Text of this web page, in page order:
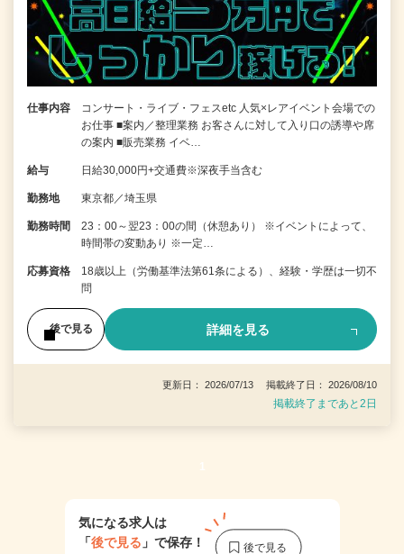
仕事内容
コンサート・ライブ・フェスetc 人気×レアイベント会場での
お仕事 ■案内／整理業務 お客さんに対して入り口の誘導や席
の案内 ■販売業務 イベ…
給与 日給30,000円+交通費※深夜手当含む
勤務地 東京都／埼玉県
勤務時間
23：00～翌23：00の間（休憩あり） ※イベントによって、
時間帯の変動あり ※一定…
応募資格
18歳以上（労働基準法第61条による）、経験・学歴は一切不
問
後で見る 詳細を見る
更新日： 2026/07/13 掲載終了日： 2026/08/10
掲載終了まであと2日
1
気になる求人は
「後で見る 」で保存！